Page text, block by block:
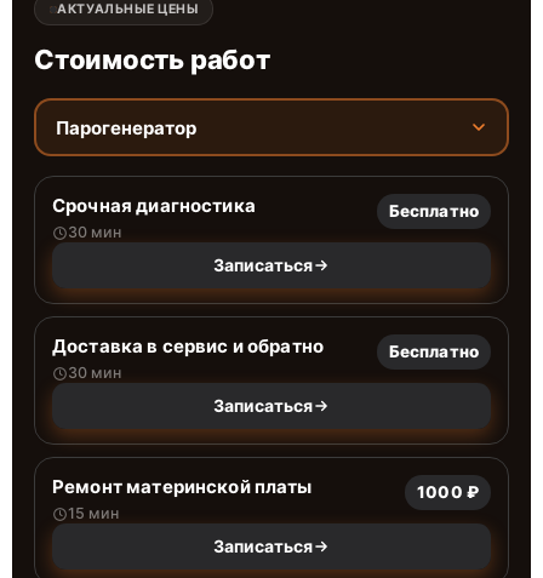
АКТУАЛЬНЫЕ ЦЕНЫ
Стоимость работ
Парогенератор
Срочная диагностика
30 мин
Бесплатно
Записаться
Доставка в сервис и обратно
30 мин
Бесплатно
Записаться
Ремонт материнской платы
15 мин
1000 ₽
Записаться